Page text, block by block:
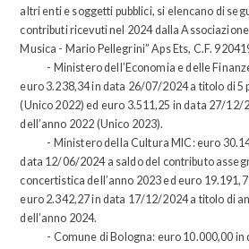
altri enti e soggetti pubblici, si elencano di
contributi ricevuti nel 2024 dalla
Musica - Mario Pellegrini” Aps Ets, C.F.
- Ministero dell’Economia e delle
euro 3.238,34 in data 26/07/2024 a titolo di 5
(Unico 2022) ed euro 3.511,25 in data 27/12/
dell’anno 2022 (Unico 2023).
- Ministero della Cultura MIC: euro
data 12/06/2024 a saldo del contributo
concertistica dell’anno 2023 ed euro
euro 2.342,27 in data 17/12/2024 a titolo di
dell’anno 2024.
- Comune di Bologna: euro 10.000,00